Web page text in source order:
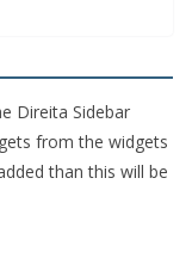
Direita Sidebar
from the widgets
than this will be